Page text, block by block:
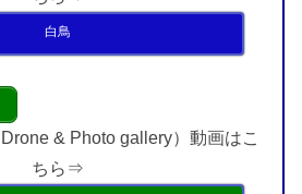
白鳥
& Photo gallery）動画はこ
ちら⇒